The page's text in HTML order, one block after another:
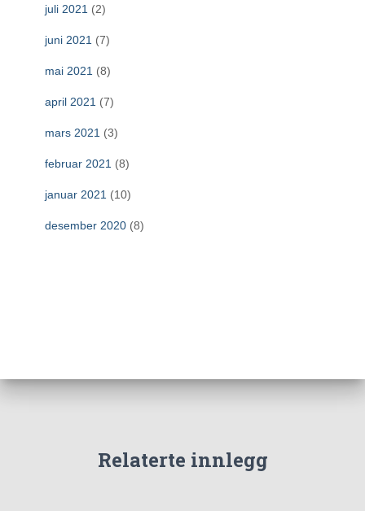
juli 2021 (2)
juni 2021 (7)
mai 2021 (8)
april 2021 (7)
mars 2021 (3)
februar 2021 (8)
januar 2021 (10)
desember 2020 (8)
Relaterte innlegg